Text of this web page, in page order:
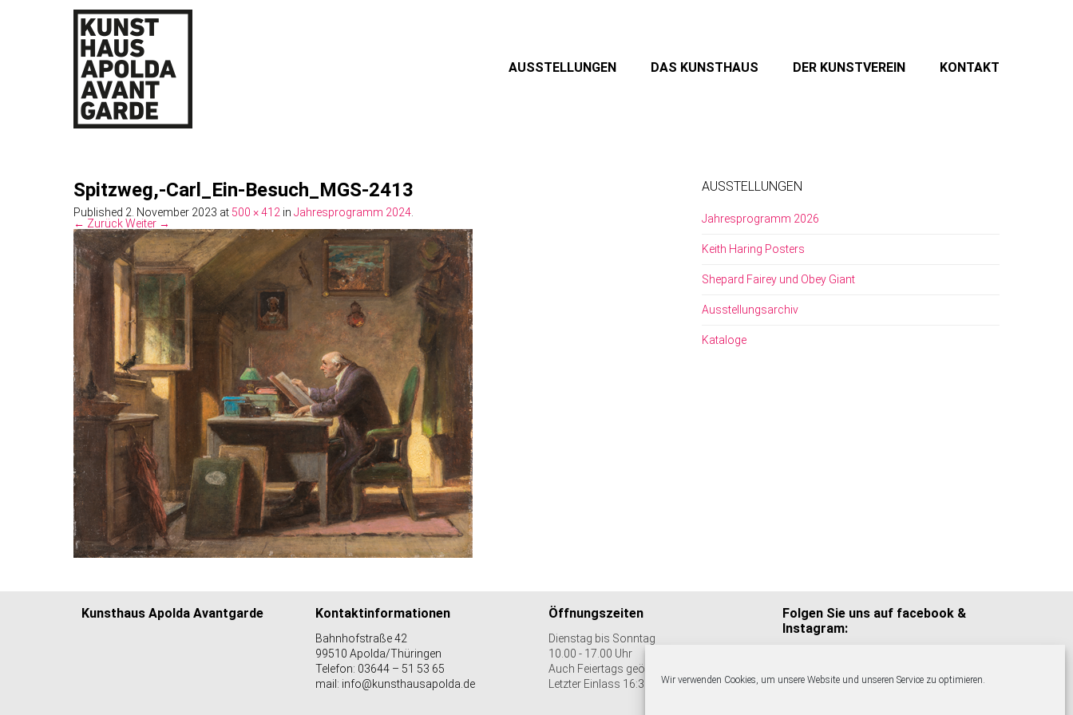
Wir verwenden Cookies, um unsere Website und unseren Service zu optimieren.
AUSSTELLUNGEN DAS KUNSTHAUS DER KUNSTVEREIN KONTAKT
Spitzweg,-Carl_Ein-Besuch_MGS-2413
Published 2. November 2023 at 500 × 412 in Jahresprogramm 2024
← ZurückWeiter →
AUSSTELLUNGEN
Jahresprogramm 2026
Keith Haring Posters
Shepard Fairey und Obey Giant
Ausstellungsarchiv
Kataloge
Kunsthaus Apolda Avantgarde Kontaktinformationen
Bahnhofstraße 42
99510 Apolda/Thüringen
Telefon: 03644 – 51 53 65
mail: info@kunsthausapolda.de
Öffnungszeiten
Dienstag bis Sonntag
10.00 - 17.00 Uhr
Auch Feiertags geöffnet
Letzter Einlass 16:30 Uhr
Folgen Sie uns auf facebook &
Instagram: